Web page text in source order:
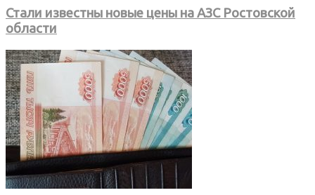
Стали известны новые цены на АЗС Ростовской
области